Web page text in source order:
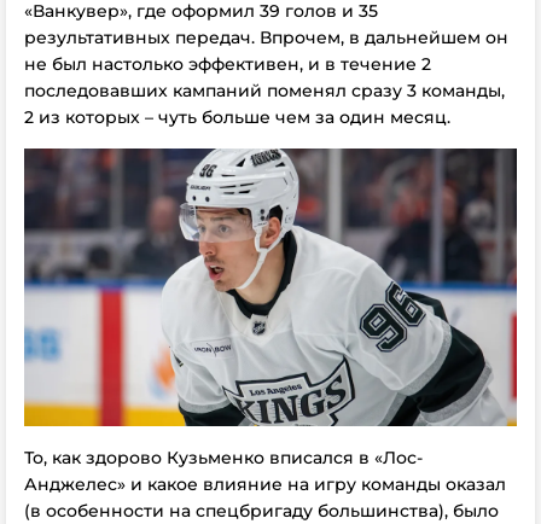
«Ванкувер», где оформил 39 голов и 35
результативных передач. Впрочем, в дальнейшем он
не был настолько эффективен, и в течение 2
последовавших кампаний поменял сразу 3 команды,
2 из которых – чуть больше чем за один месяц.
То, как здорово Кузьменко вписался в «Лос-
Анджелес» и какое влияние на игру команды оказал
(в особенности на спецбригаду большинства), было